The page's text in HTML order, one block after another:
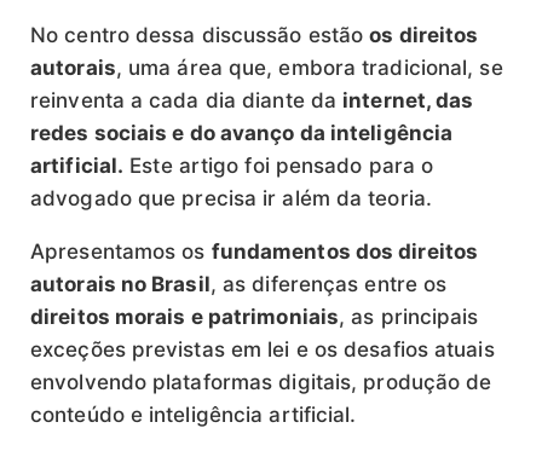
No centro dessa discussão estãoos direitos
autorais, uma área que, embora tradicional, se
reinventa a cada dia diante da internet, das
redes sociais e do avanço da inteligência
artificial. Este artigo foi pensado para o
advogado que precisa ir além da teoria.
Apresentamos os fundamentos dos direitos
autorais no Brasil, as diferenças entre os
direitos morais e patrimoniais, as principais
exceções previstas em lei e os desafios atuais
envolvendo plataformas digitais, produção de
conteúdo e inteligência artificial.